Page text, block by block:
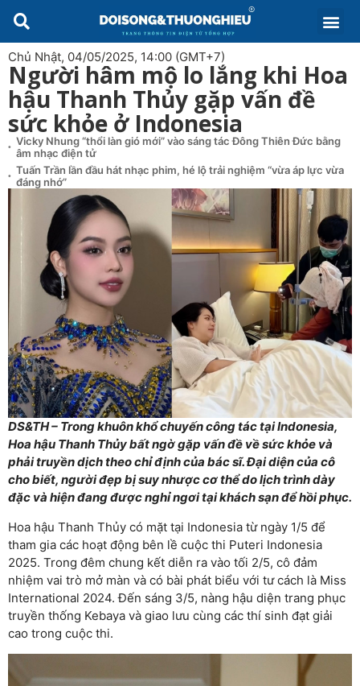
Chủ Nhật, 04/05/2025, 14:00 (GMT+7)
Người hâm mộ lo lắng khi Hoa
hậu Thanh Thủy gặp vấn đề
sức khỏe ở Indonesia
Vicky Nhung “thổi làn gió mới” vào sáng tác Đông Thiên Đức bằng
âm nhạc điện tử
Tuấn Trần lần đầu hát nhạc phim, hé lộ trải nghiệm “vừa áp lực vừa
đáng nhớ”
DS&TH – Trong khuôn khổ chuyến công tác tại Indonesia,
Hoa hậu Thanh Thủy bất ngờ gặp vấn đề về sức khỏe và
phải truyền dịch theo chỉ định của bác sĩ. Đại diện của cô
cho biết, người đẹp bị suy nhược cơ thể do lịch trình dày
đặc và hiện đang được nghỉ ngơi tại khách sạn để hồi phục.
Hoa hậu Thanh Thủy có mặt tại Indonesia từ ngày 1/5 để
tham gia các hoạt động bên lề cuộc thi Puteri Indonesia
2025. Trong đêm chung kết diễn ra vào tối 2/5, cô đảm
nhiệm vai trò mở màn và có bài phát biểu với tư cách là Miss
International 2024. Đến sáng 3/5, nàng hậu diện trang phục
truyền thống Kebaya và giao lưu cùng các thí sinh đạt giải
cao trong cuộc thi.